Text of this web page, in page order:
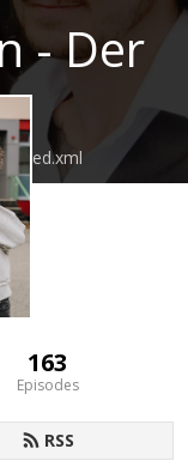
- Der
feed.xml
163
Episodes
RSS